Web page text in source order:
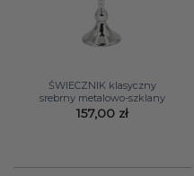
ŚWIECZNIK klasyczny
srebrny metalowo-szklany
157,00 zł